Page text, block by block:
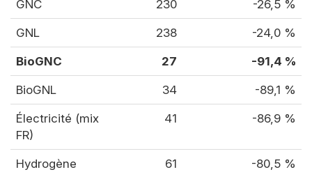
GNC 230 -26,5 %
GNL 238 -24,0 %
BioGNC 27 -91,4 %
BioGNL 34 -89,1 %
Électricité (mix
FR)
41 -86,9 %
Hydrogène 61 -80,5 %